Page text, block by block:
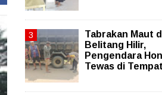
Tabrakan Maut
Belitang Hilir,
Pengendara
Tewas di Tempat